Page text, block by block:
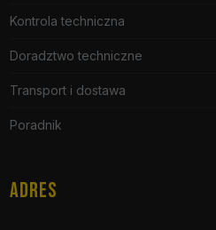
Kontrola techniczna
Doradztwo techniczne
Transport i dostawa
Poradnik
ADRES